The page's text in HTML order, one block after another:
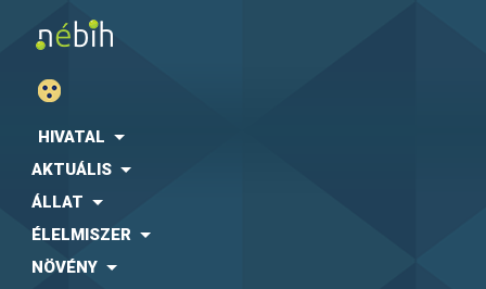
HIVATAL
AKTUÁLIS
ÁLLAT
ÉLELMISZER
NÖVÉNY